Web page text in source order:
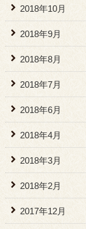
2018年10月
2018年9月
2018年8月
2018年7月
2018年6月
2018年4月
2018年3月
2018年2月
2017年12月